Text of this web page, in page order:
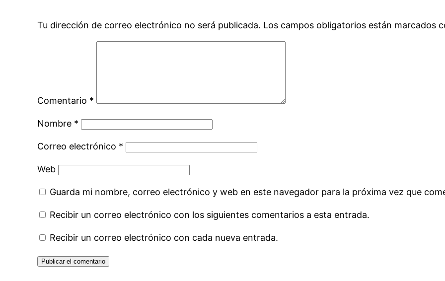
Tu dirección de correo electrónico no será publicada. Los campos obligatorios están marcados
Comentario *
Nombre *
Correo electrónico *
Web
Guarda mi nombre, correo electrónico y web en este navegador para la próxima vez que
Recibir un correo electrónico con los siguientes comentarios a esta entrada.
Recibir un correo electrónico con cada nueva entrada.